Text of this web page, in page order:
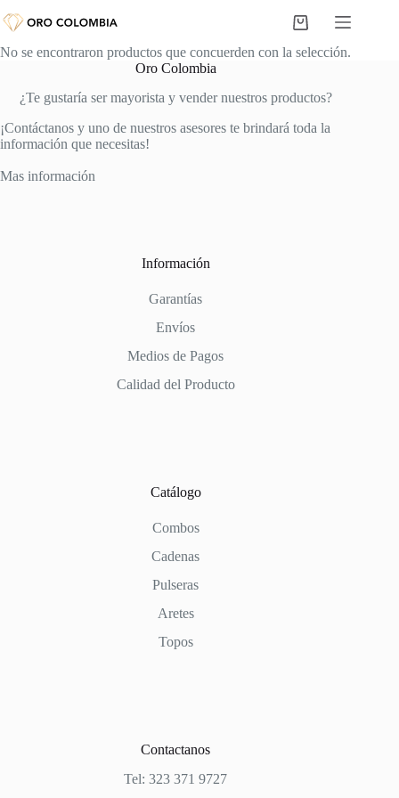
al
Carro
compra
No se encontraron productos que concuerden con la selección.
Oro Colombia
¿Te gustaría ser mayorista y vender nuestros productos?
¡Contáctanos y uno de nuestros asesores te brindará toda la
información que necesitas!
Mas información
Información
Garantías
Envíos
Medios de Pagos
Calidad del Producto
Catálogo
Combos
Cadenas
Pulseras
Aretes
Topos
Contactanos
Tel: 323 371 9727